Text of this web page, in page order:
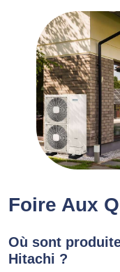
Foire Aux
Où sont
Hitachi ?